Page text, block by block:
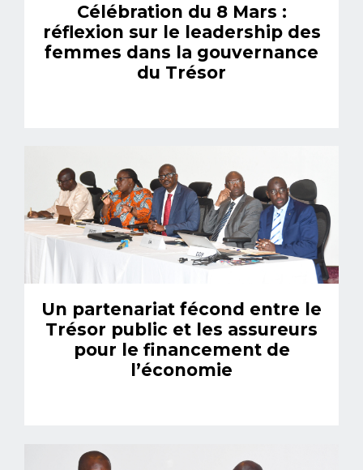
Célébration du 8 Mars :
réflexion sur le leadership des
femmes dans la gouvernance
du Trésor
Un partenariat fécond entre le
Trésor public et les assureurs
pour le financement de
l’économie